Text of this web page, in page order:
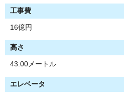
工事費
16億円
高さ
43.00メートル
エレベータ